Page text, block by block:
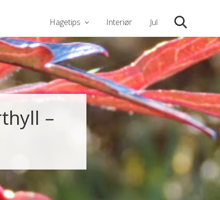
Hagetips Interiør Jul Søk
–